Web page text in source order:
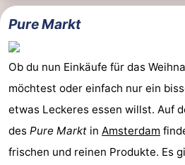
Pure Markt
Ob du nun Einkäufe für das
möchtest oder einfach nur ein
etwas Leckeres essen willst. Auf
des Pure Markt in Amsterdam
frischen und reinen Produkte. Es